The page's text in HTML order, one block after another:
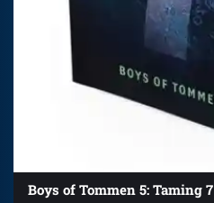
Boys of Tommen 5: Taming 7